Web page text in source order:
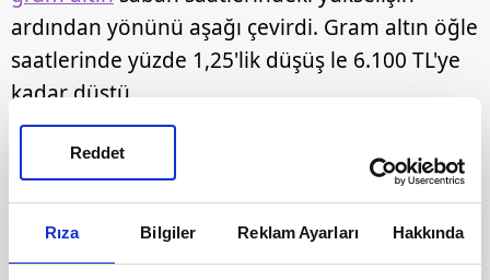
Rıza Bilgiler Reklam Ayarları Hakkında
Reddet
ardından yönünü aşağı çevirdi. Gram altın öğle
saatlerinde yüzde 1,25'lik düşüş le 6.100 TL'ye
kadar düştü.